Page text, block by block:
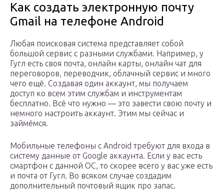
Как создать электронную почту
Gmail на телефоне Android
Любая поисковая система представляет собой
большой сервис с разными службами. Например, у
Гугл есть своя почта, онлайн карты, онлайн чат для
переговоров, переводчик, облачный сервис и много
чего ещё. Создавая один аккаунт, мы получаем
доступ ко всем этим службам и инструментам
бесплатно. Всё что нужно — это завести свою почту и
немного настроить аккаунт. Этим мы сейчас и
займёмся.
Мобильные телефоны с Android требуют для входа в
систему данные от Google аккаунта. Если у вас есть
смартфон с данной ОС, то скорее всего у вас уже есть
и почта от Гугл. Во всяком случае создадим
дополнительный почтовый ящик про запас.